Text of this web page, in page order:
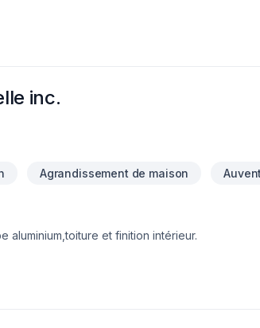
inc.
Agrandissement de maison Auvent
aluminium,toiture et finition intérieur.